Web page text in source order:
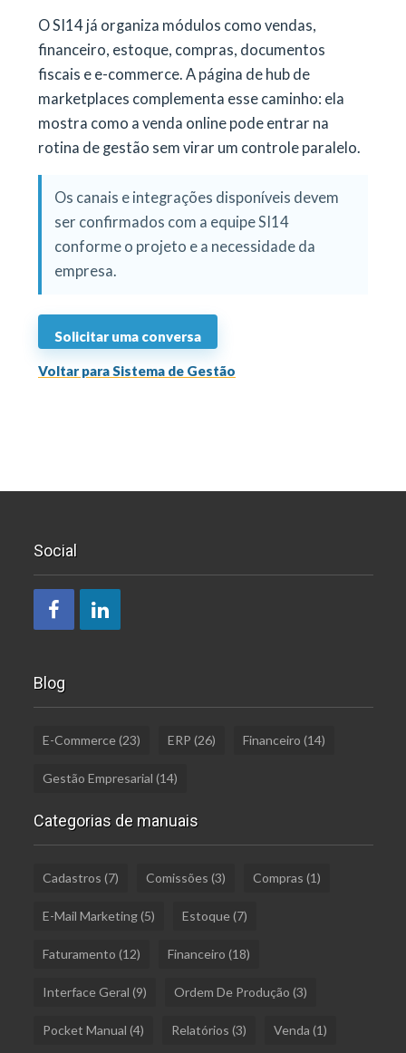
O SI14 já organiza módulos como vendas,
financeiro, estoque, compras, documentos
fiscais e e-commerce. A página de hub de
marketplaces complementa esse caminho: ela
mostra como a venda online pode entrar na
rotina de gestão sem virar um controle paralelo.
Os canais e integrações disponíveis devem
ser confirmados com a equipe SI14
conforme o projeto e a necessidade da
empresa.
Solicitar uma conversa
Voltar para Sistema de Gestão
Social
Blog
E-Commerce(23) ERP (26) Financeiro (14)
Gestão Empresarial (14)
Categorias de manuais
Cadastros (7) Comissões (3) Compras (1)
E-Mail Marketing(5) Estoque(7)
Faturamento (12) Financeiro (18)
Interface Geral (9) Ordem De Produção (3)
Pocket Manual (4) Relatórios (3) Venda (1)